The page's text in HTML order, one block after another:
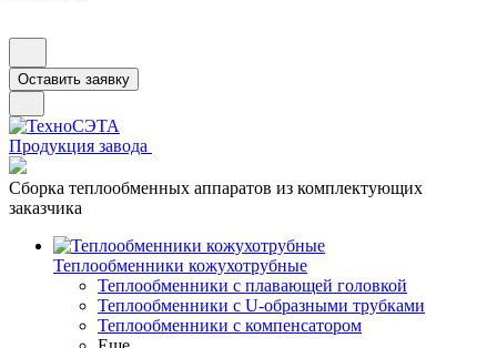
Оставить заявку
Продукция завода
Сборка теплообменных аппаратов из комплектующих
заказчика
Теплообменники кожухотрубные
Теплообменники с плавающей головкой
Теплообменники с U-образными трубками
Теплообменники с компенсатором